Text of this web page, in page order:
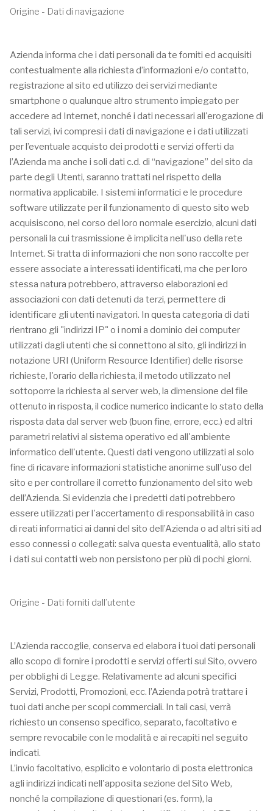
Origine - Dati di navigazione
Azienda informa che i dati personali da te forniti ed acquisiti
contestualmente alla richiesta d’informazioni e/o contatto,
registrazione al sito ed utilizzo dei servizi mediante
smartphone o qualunque altro strumento impiegato per
accedere ad Internet, nonché i dati necessari all'erogazione di
tali servizi, ivi compresi i dati di navigazione e i dati utilizzati
per l’eventuale acquisto dei prodotti e servizi offerti da
l’Azienda ma anche i soli dati c.d. di “navigazione” del sito da
parte degli Utenti, saranno trattati nel rispetto della
normativa applicabile. I sistemi informatici e le procedure
software utilizzate per il funzionamento di questo sito web
acquisiscono, nel corso del loro normale esercizio, alcuni dati
personali la cui trasmissione è implicita nell'uso della rete
Internet. Si tratta di informazioni che non sono raccolte per
essere associate a interessati identificati, ma che per loro
stessa natura potrebbero, attraverso elaborazioni ed
associazioni con dati detenuti da terzi, permettere di
identificare gli utenti navigatori. In questa categoria di dati
rientrano gli "indirizzi IP" o i nomi a dominio dei computer
utilizzati dagli utenti che si connettono al sito, gli indirizzi in
notazione URI (Uniform Resource Identifier) delle risorse
richieste, l'orario della richiesta, il metodo utilizzato nel
sottoporre la richiesta al server web, la dimensione del file
ottenuto in risposta, il codice numerico indicante lo stato della
risposta data dal server web (buon fine, errore, ecc.) ed altri
parametri relativi al sistema operativo ed all'ambiente
informatico dell'utente. Questi dati vengono utilizzati al solo
fine di ricavare informazioni statistiche anonime sull'uso del
sito e per controllare il corretto funzionamento del sito web
dell’Azienda. Si evidenzia che i predetti dati potrebbero
essere utilizzati per l'accertamento di responsabilità in caso
di reati informatici ai danni del sito dell’Azienda o ad altri siti ad
esso connessi o collegati: salva questa eventualità, allo stato
i dati sui contatti web non persistono per più di pochi giorni.
Origine - Dati forniti dall’utente
L’Azienda raccoglie, conserva ed elabora i tuoi dati personali
allo scopo di fornire i prodotti e servizi offerti sul Sito, ovvero
per obblighi di Legge. Relativamente ad alcuni specifici
Servizi, Prodotti, Promozioni, ecc. l’Azienda potrà trattare i
tuoi dati anche per scopi commerciali. In tali casi, verrà
richiesto un consenso specifico, separato, facoltativo e
sempre revocabile con le modalità e ai recapiti nel seguito
indicati.
L’invio facoltativo, esplicito e volontario di posta elettronica
agli indirizzi indicati nell'apposita sezione del Sito Web,
nonché la compilazione di questionari (es. form), la